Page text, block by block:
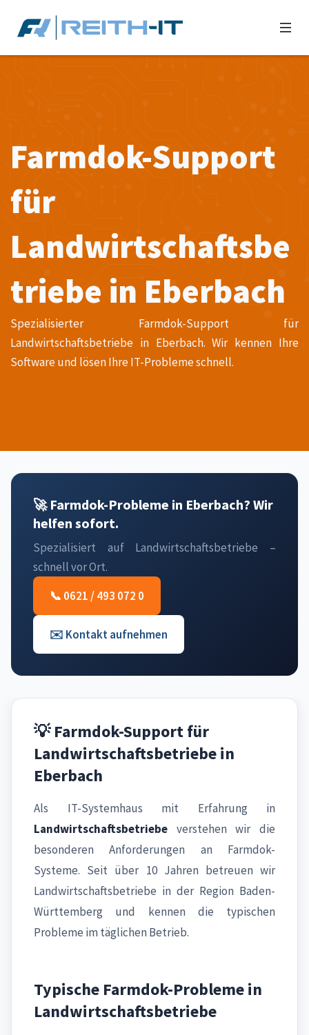
Farmdok-Support
für
Landwirtschaftsbe
triebe in Eberbach
Spezialisierter Farmdok-Support für
Landwirtschaftsbetriebe in Eberbach. Wir kennen Ihre
Software und lösen Ihre IT-Probleme schnell.
🚀 Farmdok-Probleme in Eberbach? Wir
helfen sofort.
Spezialisiert auf Landwirtschaftsbetriebe –
schnell vor Ort.
📞 0621 / 493 072 0
✉️ Kontakt aufnehmen
💡 Farmdok-Support für
Landwirtschaftsbetriebe in
Eberbach
Als IT-Systemhaus mit Erfahrung in
Landwirtschaftsbetriebe verstehen wir die
besonderen Anforderungen an Farmdok-
Systeme. Seit über 10 Jahren betreuen wir
Landwirtschaftsbetriebe in der Region Baden-
Württemberg und kennen die typischen
Probleme im täglichen Betrieb.
Typische Farmdok-Probleme in
Landwirtschaftsbetriebe